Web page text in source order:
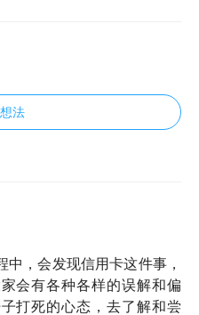
注投资，更关注怎样更好
的时候，看到他有七家银
的表格管理自己的信用
惑。
法
，会发现信用卡这件事，
会有各种各样的误解和偏
打死的心态，去了解和尝